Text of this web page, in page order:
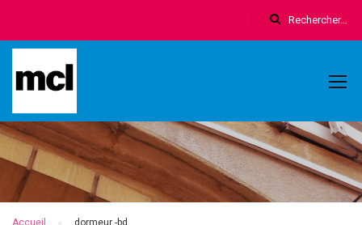
Accueil dormeur -bd